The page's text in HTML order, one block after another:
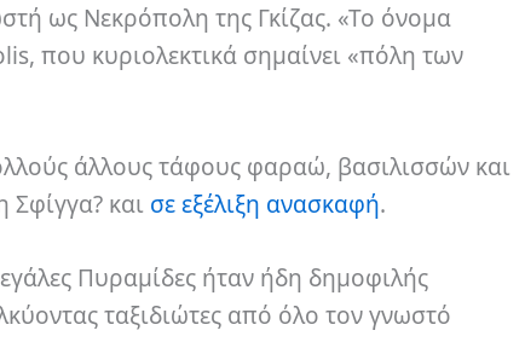
ως Νεκρόπολη της Γκίζας. «Το όνομα
που κυριολεκτικά σημαίνει «πόλη των
άλλους τάφους φαραώ, βασιλισσών και
Σφίγγα? και σε εξέλιξη ανασκαφή.
Πυραμίδες ήταν ήδη δημοφιλής
ταξιδιώτες από όλο τον γνωστό